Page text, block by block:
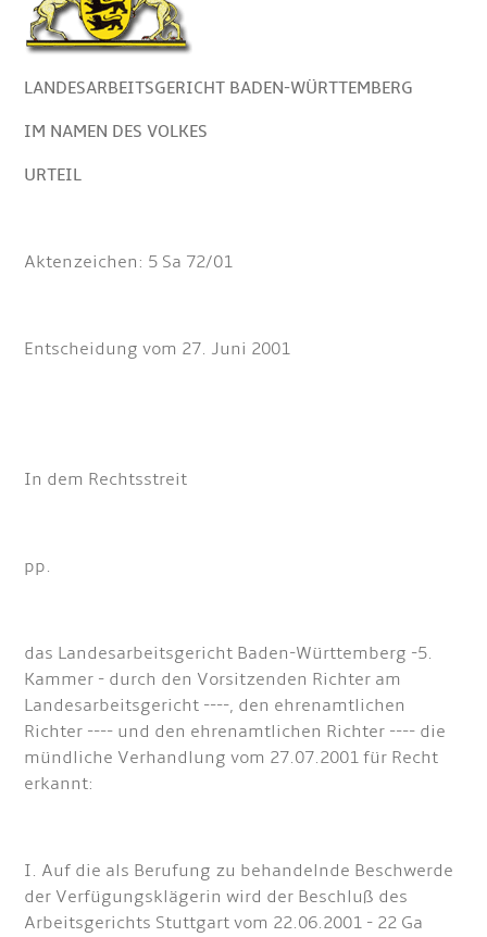
LANDESARBEITSGERICHT BADEN-WÜRTTEMBERG
IM NAMEN DES VOLKES
URTEIL
Aktenzeichen: 5 Sa 72/01
Entscheidung vom 27. Juni 2001
In dem Rechtsstreit
pp.
das Landesarbeitsgericht Baden-Württemberg -5.
Kammer - durch den Vorsitzenden Richter am
Landesarbeitsgericht ----, den ehrenamtlichen
Richter ---- und den ehrenamtlichen Richter ---- die
mündliche Verhandlung vom 27.07.2001 für Recht
erkannt:
I. Auf die als Berufung zu behandelnde Beschwerde
der Verfügungsklägerin wird der Beschluß des
Arbeitsgerichts Stuttgart vom 22.06.2001 - 22 Ga